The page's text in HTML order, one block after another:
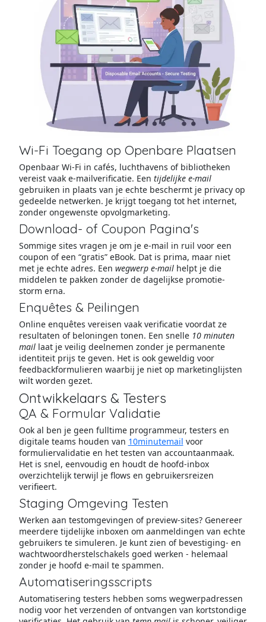
Wi-Fi Toegang op Openbare Plaatsen
Openbaar Wi-Fi in cafés, luchthavens of bibliotheken
vereist vaak e-mailverificatie. Een tijdelijke e-mail
gebruiken in plaats van je echte beschermt je privacy op
gedeelde netwerken. Je krijgt toegang tot het internet,
zonder ongewenste opvolgmarketing.
Download- of Coupon Pagina's
Sommige sites vragen je om je e-mail in ruil voor een
coupon of een “gratis” eBook. Dat is prima, maar niet
met je echte adres. Een wegwerp e-mailhelpt je die
middelen te pakken zonder de dagelijkse promotie-
storm erna.
Enquêtes & Peilingen
Online enquêtes vereisen vaak verificatie voordat ze
resultaten of beloningen tonen. Een snelle 10 minuten
maillaat je veilig deelnemen zonder je permanente
identiteit prijs te geven. Het is ook geweldig voor
feedbackformulieren waarbij je niet op marketinglijsten
wilt worden gezet.
Ontwikkelaars & Testers
QA & Formular Validatie
Ook al ben je geen fulltime programmeur, testers en
digitale teams houden van 10minutemail voor
formuliervalidatie en het testen van accountaanmaak.
Het is snel, eenvoudig en houdt de hoofd-inbox
overzichtelijk terwijl je flows en gebruikersreizen
verifieert.
Staging Omgeving Testen
Werken aan testomgevingen of preview-sites? Genereer
meerdere tijdelijke inboxen om aanmeldingen van echte
gebruikers te simuleren. Je kunt zien of bevestiging- en
wachtwoordherstelschakels goed werken - helemaal
zonder je hoofd e-mail te spammen.
Automatiseringsscripts
Automatisering testers hebben soms wegwerpadressen
nodig voor het verzenden of ontvangen van kortstondige